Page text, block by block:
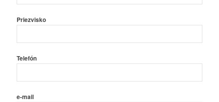
Priezvisko
Telefón
e-mail